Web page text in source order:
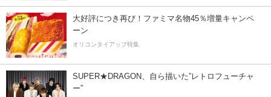
大好評につき再び！ファミマ名物45％増量キャンペ
ーン
オリコンタイアップ特集
SUPER★DRAGON、自ら描いた”レトロフューチャ
ー”